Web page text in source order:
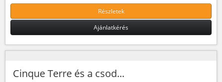
Részletek
Ajánlatkérés
Cinque Terre és a csod...